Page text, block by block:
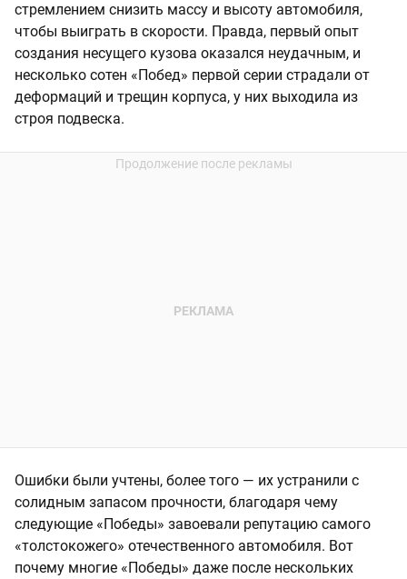
стремлением снизить массу и высоту автомобиля,
чтобы выиграть в скорости. Правда, первый опыт
создания несущего кузова оказался неудачным, и
несколько сотен «Побед» первой серии страдали от
деформаций и трещин корпуса, у них выходила из
строя подвеска.
Ошибки были учтены, более того — их устранили с
солидным запасом прочности, благодаря чему
следующие «Победы» завоевали репутацию самого
«толстокожего» отечественного автомобиля. Вот
почему многие «Победы» даже после нескольких